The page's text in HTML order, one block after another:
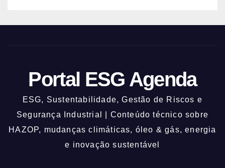
Portal ESG Agenda
ESG, Sustentabilidade, Gestão de Riscos e
Segurança Industrial | Conteúdo técnico sobre
HAZOP, mudanças climáticas, óleo & gás, energia
e inovação sustentável